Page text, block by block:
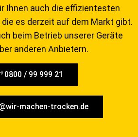
Ihnen auch die effizientesten
es derzeit auf dem Markt gibt.
beim Betrieb unserer Geräte
anderen Anbietern.
0800 / 99 999 21
machen-trocken.de